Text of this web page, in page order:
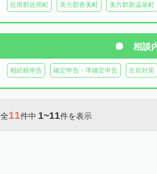
佐用郡佐用町 美方郡香美町 美方郡新温泉町
相談
相続税申告 確定申告・準確定申告 生前対策
全11件中 1~11件を表示